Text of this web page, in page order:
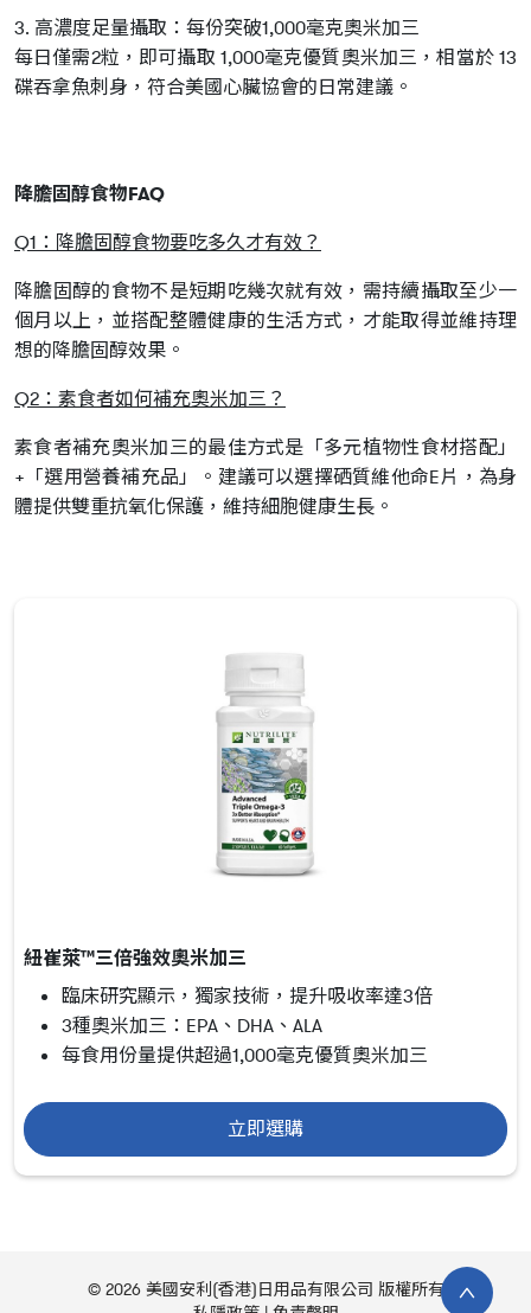
3. 高濃度足量攝取：每份突破1,000毫克奧米加三
每日僅需2粒，即可攝取 1,000毫克優質奧米加三，相當於 13
碟吞拿魚刺身，符合美國心臟協會的日常建議。
降膽固醇食物FAQ
Q1：降膽固醇食物要吃多久才有效？
降膽固醇的食物不是短期吃幾次就有效，需持續攝取至少一
個月以上，並搭配整體健康的生活方式，才能取得並維持理
想的降膽固醇效果。
Q2：素食者如何補充奧米加三？
素食者補充奧米加三的最佳方式是「多元植物性食材搭配」
+「選用營養補充品」。建議可以選擇硒質維他命E片，為身
體提供雙重抗氧化保護，維持細胞健康生長。
紐崔萊™三倍強效奧米加三
臨床研究顯示，獨家技術，提升吸收率達3倍
3種奧米加三：EPA、DHA、ALA
每食用份量提供超過1,000毫克優質奧米加三
立即選購
© 2026 美國安利(香港)日用品有限公司 版權所有